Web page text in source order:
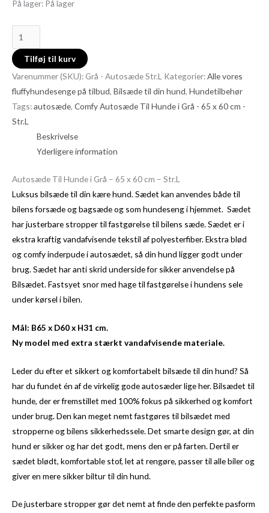
På lager: På lager
Tilføj til kurv
Varenummer (SKU): Grå - Autosæde Str.L Kategorier:Alle vores
fluffyhundesenge på tilbud, Bilsæde til din hund, Hundetilbehør
Tags:autosæde, Comfy Autosæde Til Hunde i Grå - 65 x 60 cm -
Str.L
Beskrivelse
Yderligere information
Autosæde Til Hunde i Grå – 65 x 60 cm – Str.L
Luksus bilsæde til din kære hund. Sædet kan anvendes både til
bilens forsæde og bagsæde og som hundeseng i hjemmet. Sædet
har justerbare stropper til fastgørelse til bilens sæde. Sædet er i
ekstra kraftig vandafvisende tekstil af polyesterfiber. Ekstra blød
og comfy inderpude i autosædet, så din hund ligger godt under
brug. Sædet har anti skrid underside for sikker anvendelse på
Bilsædet. Fastsyet snor med hage til fastgørelse i hundens sele
under kørsel i bilen.
Mål: B65 x D60 x H31 cm.
Ny model med extra stærkt vandafvisende materiale.
Leder du efter et sikkert og komfortabelt bilsæde til din hund? Så
har du fundet én af de virkelig gode autosæder lige her. Bilsædet til
hunde, der er fremstillet med 100% fokus på sikkerhed og komfort
under brug. Den kan meget nemt fastgøres til bilsædet med
stropperne og bilens sikkerhedssele. Det smarte design gør, at din
hund er sikker og har det godt, mens den er på farten. Dertil er
sædet blødt, komfortable stof, let at rengøre, passer til alle biler og
giver en mere sikker biltur til din hund.
De justerbare stropper gør det nemt at finde den perfekte pasform